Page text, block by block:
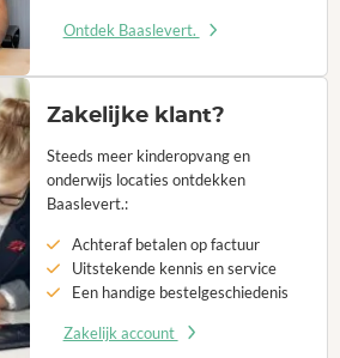
Ontdek Baaslevert.
Zakelijke klant?
Steeds meer kinderopvang en
onderwijs locaties ontdekken
Baaslevert.:
Achteraf betalen op factuur
Uitstekende kennis en service
Een handige bestelgeschiedenis
Zakelijk account